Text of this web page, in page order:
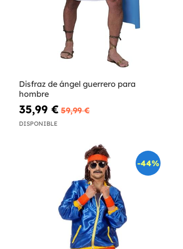
Disfraz de ángel guerrero para
hombre
35,99 € 59,99 €
DISPONIBLE
-44%